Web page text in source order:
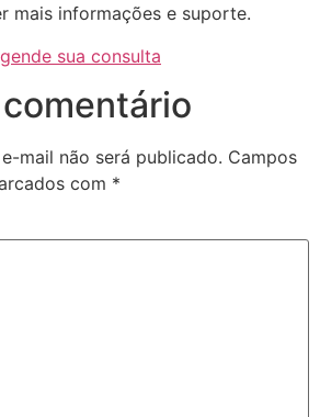
mais informações e suporte.
sua consulta
mail não será publicado. Campos
com *